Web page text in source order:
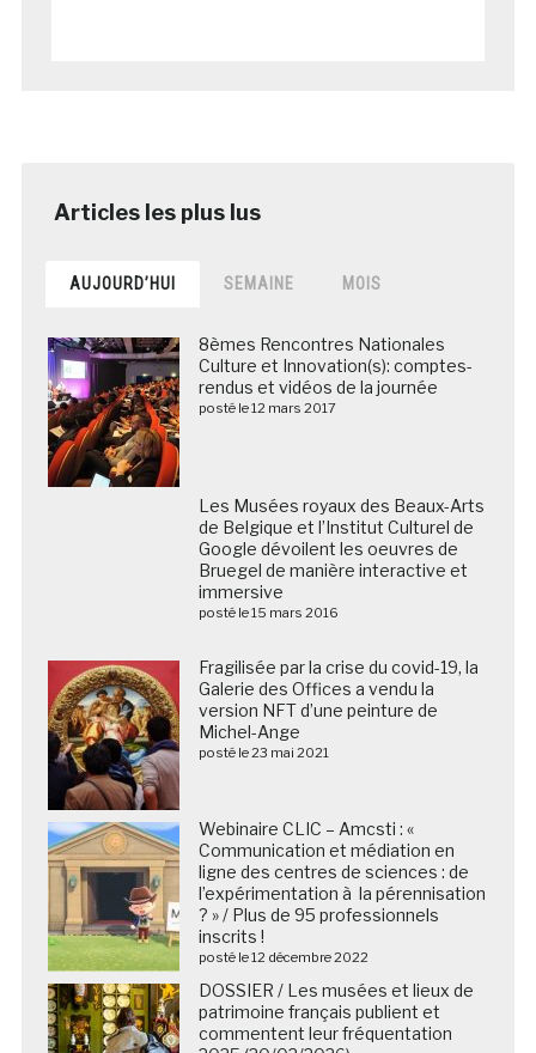
AUJOURD’HUI SEMAINE MOIS
8èmes Rencontres Nationales
Culture et Innovation(s): comptes-
rendus et vidéos de la journée
posté le 12 mars 2017
Les Musées royaux des Beaux-Arts
de Belgique et l’Institut Culturel de
Google dévoilent les oeuvres de
Bruegel de manière interactive et
immersive
posté le 15 mars 2016
Fragilisée par la crise du covid-19, la
Galerie des Offices a vendu la
version NFT d’une peinture de
Michel-Ange
posté le 23 mai 2021
Webinaire CLIC – Amcsti : «
Communication et médiation en
ligne des centres de sciences : de
l’expérimentation à la pérennisation
? » / Plus de 95 professionnels
inscrits !
posté le 12 décembre 2022
DOSSIER / Les musées et lieux de
patrimoine français publient et
commentent leur fréquentation